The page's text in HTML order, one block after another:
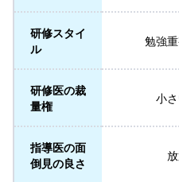
研修スタイ
ル
勉強
研修医の裁
量権
小
指導医の面
倒見の良さ